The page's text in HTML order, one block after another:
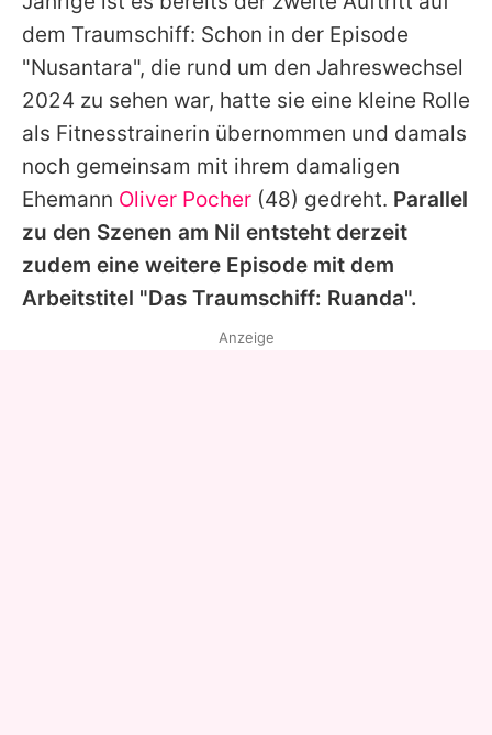
dem Traumschiff: Schon in der Episode
"Nusantara", die rund um den Jahreswechsel
2024 zu sehen war, hatte sie eine kleine Rolle
als Fitnesstrainerin übernommen und damals
noch gemeinsam mit ihrem damaligen
Ehemann Oliver Pocher (48) gedreht. Parallel
zu den Szenen am Nil entsteht derzeit
zudem eine weitere Episode mit dem
Arbeitstitel "Das Traumschiff: Ruanda".
Anzeige